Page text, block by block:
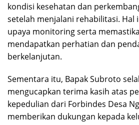
kondisi kesehatan dan
setelah menjalani rehabilitasi. Hal
upaya monitoring serta
mendapatkan perhatian dan
berkelanjutan.
Sementara itu, Bapak Subroto
mengucapkan terima kasih atas
kepedulian dari Forbindes Desa
memberikan dukungan kepada